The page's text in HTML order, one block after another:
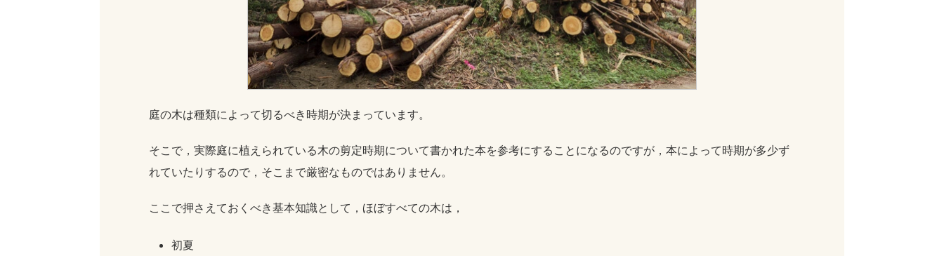
庭の木は種類によって切るべき時期が決まっています。
そこで，実際庭に植えられている木の剪定時期について書かれた本を参考にすることになるのですが，本によって時期が多少ず
れていたりするので，そこまで厳密なものではありません。
ここで押さえておくべき基本知識として，ほぼすべての木は，
初夏